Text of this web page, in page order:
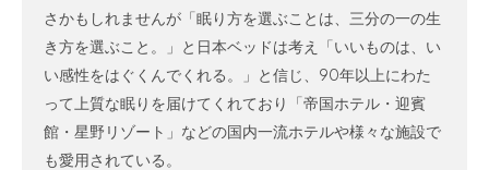
さかもしれませんが「眠り方を選ぶことは、三分の一の生
き方を選ぶこと。」と日本ベッドは考え「いいものは、い
い感性をはぐくんでくれる。」と信じ、90年以上にわた
って上質な眠りを届けてくれており「帝国ホテル・迎賓
館・星野リゾート」などの国内一流ホテルや様々な施設で
も愛用されている。